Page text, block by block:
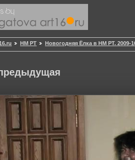
НМ РТ Новогодняя Ёлка в НМ РТ. 2009-